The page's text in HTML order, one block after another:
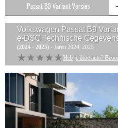
Volkswagen Passat B9
e-DSGTechnische
(2024 - 2025) - Jaren 2024, 2025
★★★★★
★★★★★ Heb je deze auto?
Passat B9 Variant Versies